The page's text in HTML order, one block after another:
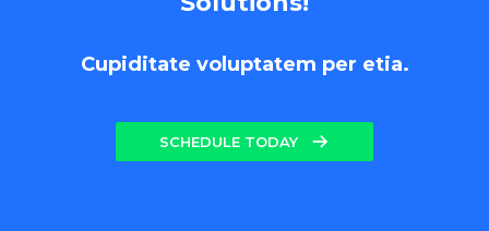
Cupiditate voluptatem per etia.
SCHEDULE TODAY